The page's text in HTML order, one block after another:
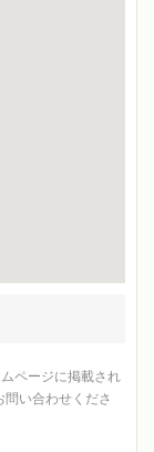
ページに掲載され
い合わせくださ